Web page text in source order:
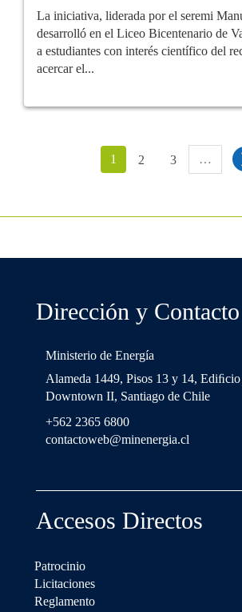
La iniciativa, liderada por el seremi
desarrolló en el Liceo Bicentenario de
a estudiantes con interés científico del
acercar el...
1 2 3 …
Dirección y Contacto
Ministerio de Energía
Alameda 1449, Pisos 13 y 14,
Downtown II, Santiago de Chile
+562 2365 6800
contactoweb@minenergia.cl
Accesos Directos
Patrocinio
Licitaciones
Reglamento